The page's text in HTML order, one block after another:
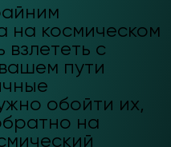
на космическом
с
пути
обойти их,
на